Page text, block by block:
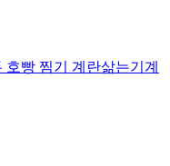
호빵 찜기 계란삶는기계